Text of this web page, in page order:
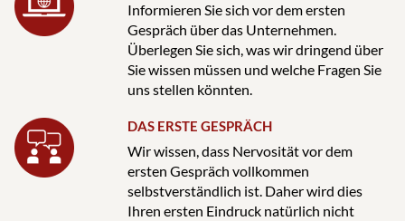
Informieren Sie sich vor dem ersten
Gespräch über das Unternehmen.
Überlegen Sie sich, was wir dringend über
Sie wissen müssen und welche Fragen Sie
uns stellen könnten.
DAS ERSTE GESPRÄCH
Wir wissen, dass Nervosität vor dem
ersten Gespräch vollkommen
selbstverständlich ist. Daher wird dies
Ihren ersten Eindruck natürlich nicht